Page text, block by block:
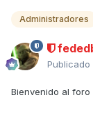
Administradores
Publicado
Bienvenido al foro